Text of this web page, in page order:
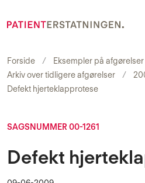
Forside
Eksempler på afgørelser
Arkiv over tidligere afgørelser
Defekt hjerteklapprotese
SAGSNUMMER 00-1261
Defekt